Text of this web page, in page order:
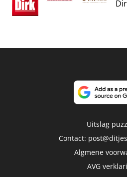
Uitslag
Contact:
Algmene
AVG